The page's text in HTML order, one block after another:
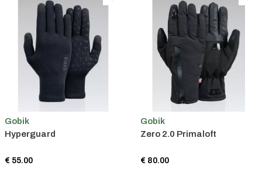
Gobik
Hyperguard
€ 55.00
Gobik
Zero 2.0 Primaloft
€ 80.00